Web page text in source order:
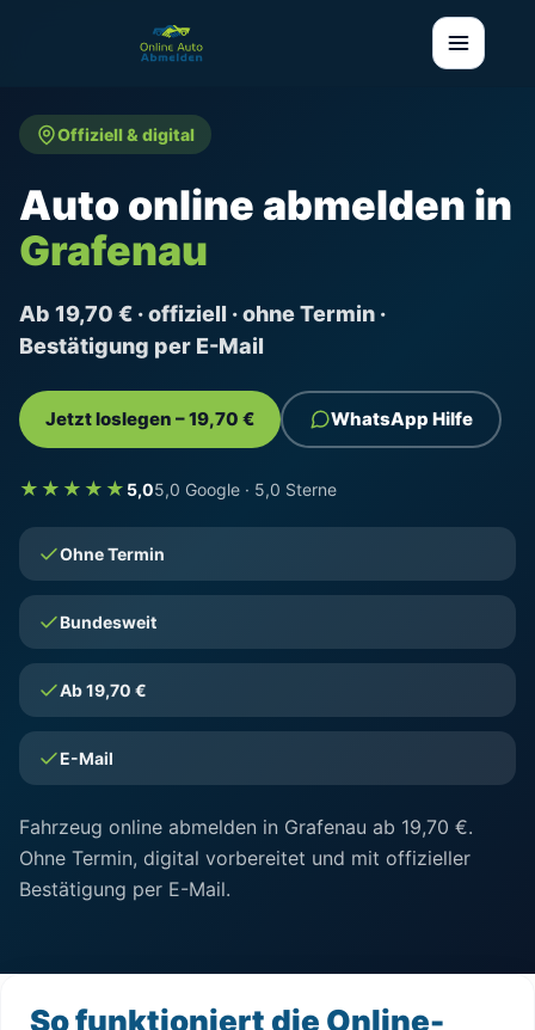
Offiziell & digital
Auto online abmelden in
Grafenau
Ab 19,70 € · offiziell · ohne Termin ·
Bestätigung per E-Mail
Jetzt loslegen – 19,70 € WhatsApp Hilfe
★★★★★ 5,05,0 Google · 5,0 Sterne
Ohne Termin
Bundesweit
Ab 19,70 €
E-Mail
Fahrzeug online abmelden in Grafenau ab 19,70 €.
Ohne Termin, digital vorbereitet und mit offizieller
Bestätigung per E-Mail.
So funktioniert die Online-